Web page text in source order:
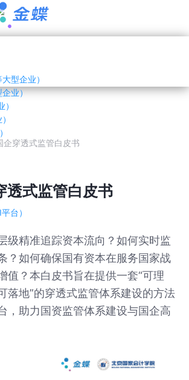
型企业）
企业）
台）
企穿透式监管白皮书
透式监管白皮书
级精准追踪资本流向？如何实时监
？如何确保国有资本在服务国家战
值？本白皮书旨在提供一套“可理
落地”的穿透式监管体系建设的方法
，助力国资监管体系建设与国企高